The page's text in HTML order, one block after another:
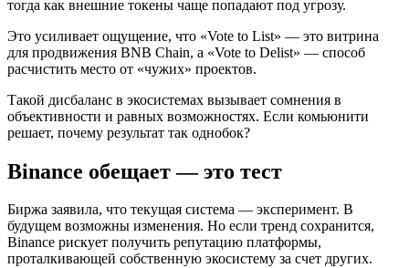
тогда как внешние токены чаще попадают под угрозу.
Это усиливает ощущение, что «Vote to List» — это витрина
для продвижения BNB Chain, а «Vote to Delist» — способ
расчистить место от «чужих» проектов.
Такой дисбаланс в экосистемах вызывает сомнения в
объективности и равных возможностях. Если комьюнити
решает, почему результат так однобок?
Binance обещает — это тест
Биржа заявила, что текущая система — эксперимент. В
будущем возможны изменения. Но если тренд сохранится,
Binance рискует получить репутацию платформы,
проталкивающей собственную экосистему за счет других.